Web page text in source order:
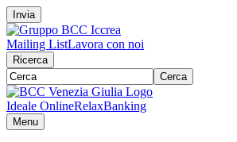
Invia
Mailing ListLavora con noi
Ricerca
Cerca
Ideale OnlineRelaxBanking
Menu